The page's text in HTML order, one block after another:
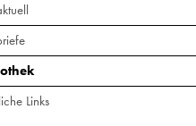
Links